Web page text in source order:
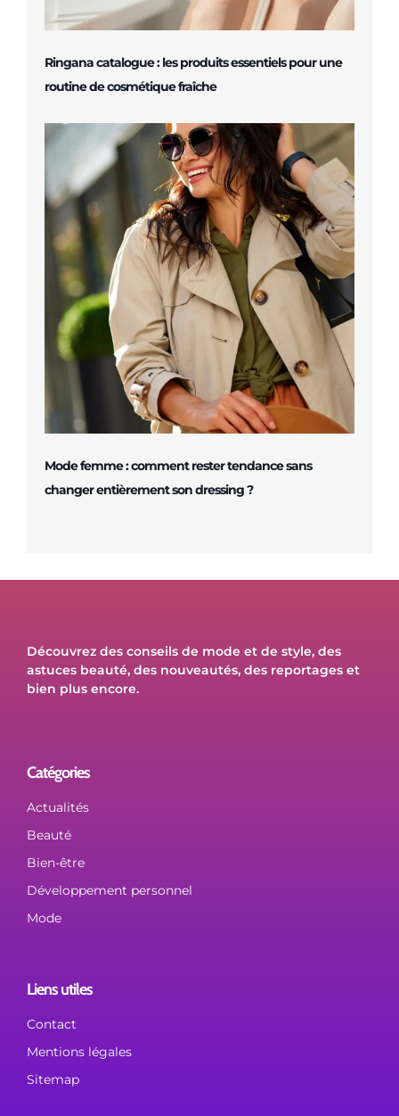
Ringana catalogue : les produits essentiels pour une
routine de cosmétique fraîche
Mode femme : comment rester tendance sans
changer entièrement son dressing ?
Découvrez des conseils de mode et de style, des
astuces beauté, des nouveautés, des reportages et
bien plus encore.
Catégories
Actualités
Beauté
Bien-être
Développement personnel
Mode
Liens utiles
Contact
Mentions légales
Sitemap